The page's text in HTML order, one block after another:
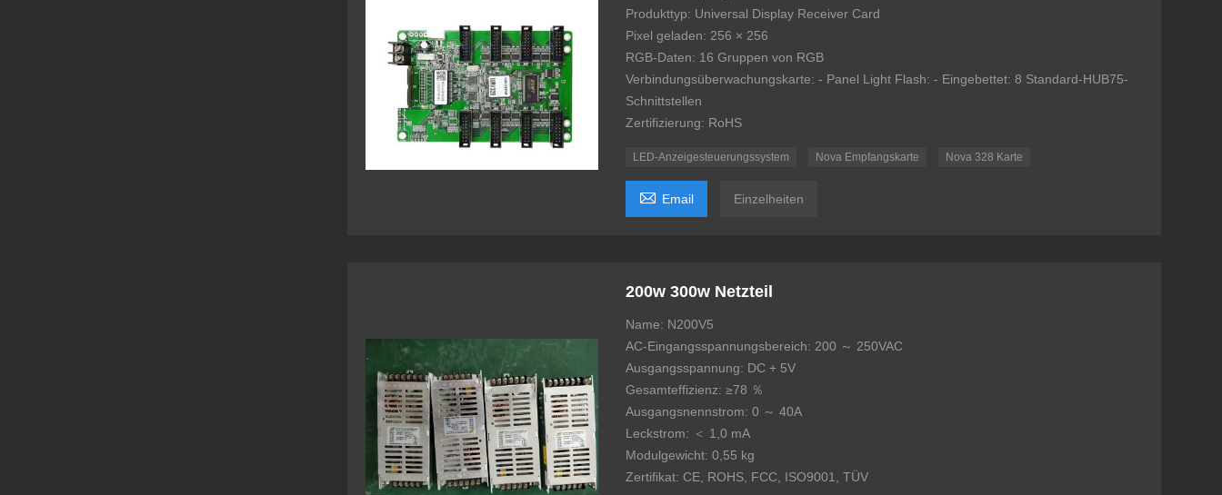
Produkttyp: Universal Display Receiver Card
Pixel geladen: 256 × 256
RGB-Daten: 16 Gruppen von RGB
Verbindungsüberwachungskarte: - Panel Light Flash: - Eingebettet: 8 Standard-HUB75-
Schnittstellen
Zertifizierung: RoHS
LED-Anzeigesteuerungssystem Nova Empfangskarte Nova 328 Karte
 Email Einzelheiten
200w 300w Netzteil
Name: N200V5
AC-Eingangsspannungsbereich: 200 ～ 250VAC
Ausgangsspannung: DC + 5V
Gesamteffizienz: ≥78 ％
Ausgangsnennstrom: 0 ～ 40A
Leckstrom: ＜ 1,0 mA
Modulgewicht: 0,55 kg
Zertifikat: CE, ROHS, FCC, ISO9001, TÜV